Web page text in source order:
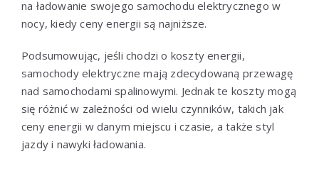
na ładowanie swojego samochodu elektrycznego w
nocy, kiedy ceny energii są najniższe.
Podsumowując, jeśli chodzi o koszty energii,
samochody elektryczne mają zdecydowaną przewagę
nad samochodami spalinowymi. Jednak te koszty mogą
się różnić w zależności od wielu czynników, takich jak
ceny energii w danym miejscu i czasie, a także styl
jazdy i nawyki ładowania.